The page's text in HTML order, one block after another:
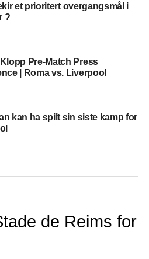
et prioritert overgangsmål i
?
Pre-Match Press
| Roma vs. Liverpool
kan ha spilt sin siste kamp for
de Reims for